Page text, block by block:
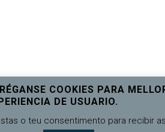
COOKIES PARA
DE USUARIO.
o teu consentimento para recibir